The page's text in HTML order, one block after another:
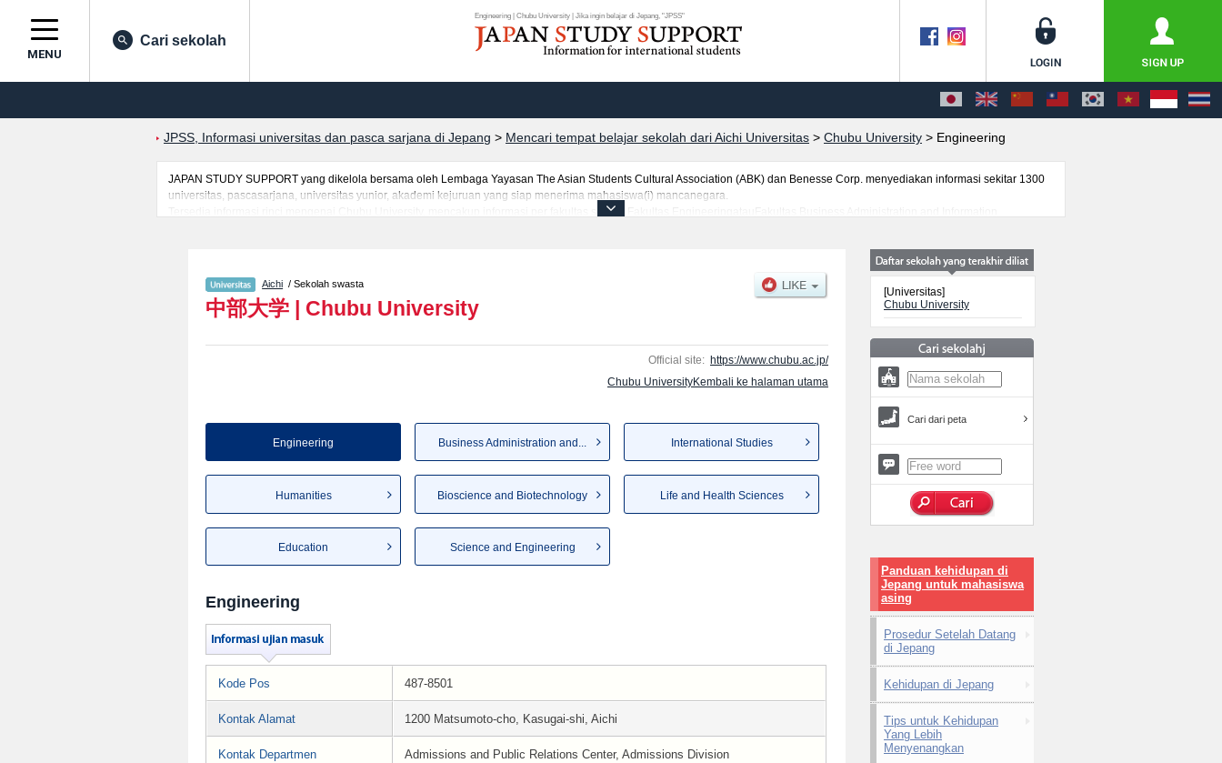
Engineering | Chubu University | Jika ingin belajar di Jepang, "JPSS"
MENU
Cari sekolah
JPSS, Informasi universitas dan pasca sarjana di Jepang > Mencari tempat belajar sekolah dari Aichi Universitas > Chubu University > Engineering
JAPAN STUDY SUPPORT yang dikelola bersama oleh Lembaga Yayasan The Asian Students Cultural Association (ABK) dan Benesse Corp. menyediakan informasi sekitar 1300
universitas, pascasarjana, universitas yunior, akademi kejuruan yang siap menerima mahasiswa(i) mancanegara.
Tersedia informasi rinci mengenai Chubu University, mencakup informasi per fakultas seperti Fakultas EngineeringatauFakultas Business Administration and Information
kelulusan ujian masuk mahasiswa(i) mancanegara, informasi mengenai ujian masuk, prasarana kampus, akses jalan, dan lainnya. Silakan memanfaatkannya.
Aichi / Sekolah swasta
中部大学 | Chubu University
Official site: https://www.chubu.ac.jp/
Chubu UniversityKembali ke halaman utama
Engineering Business Administration and... International Studies
Humanities Bioscience and Biotechnology Life and Health Sciences
Education Science and Engineering
Engineering
Kode Pos 487-8501
Kontak Alamat 1200 Matsumoto-cho, Kasugai-shi, Aichi
Kontak Departmen Admissions and Public Relations Center, Admissions Division
[Universitas]
Chubu University
Cari dari peta
Panduan kehidupan di
Jepang untuk mahasiswa
asing
Prosedur Setelah Datang
di Jepang
Kehidupan di Jepang
Tips untuk Kehidupan
Yang Lebih
Menyenangkan